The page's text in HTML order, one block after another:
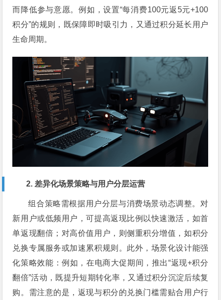
而降低参与意愿。例如，设置“每消费100元返5元+100
积分”的规则，既保障即时吸引力，又通过积分延长用户
生命周期。
2. 差异化场景策略与用户分层运营
组合策略需根据用户分层与消费场景动态调整。对
新用户或低频用户，可提高返现比例以快速激活，如首
单返现翻倍；对高价值用户，则侧重积分增值，如积分
兑换专属服务或加速累积规则。此外，场景化设计能强
化策略效能：例如，在电商大促期间，推出“返现+积分
翻倍”活动，既提升短期转化率，又通过积分沉淀后续复
购。需注意的是，返现与积分的兑换门槛需贴合用户行